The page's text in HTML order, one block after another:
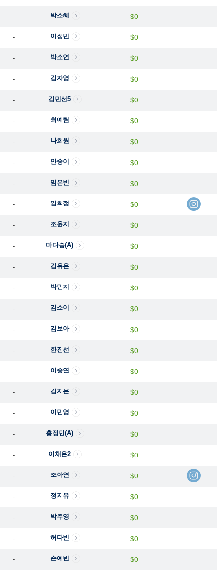
- 박소혜 $0
- 이정민 $0
- 박소연 $0
- 김자영 $0
- 김민선5 $0
- 최예림 $0
- 나희원 $0
- 안송이 $0
- 임은빈 $0
- 임희정 $0
- 조윤지 $0
- 마다솜(A) $0
- 김유은 $0
- 박민지 $0
- 김소이 $0
- 김보아 $0
- 한진선 $0
- 이승연 $0
- 김지은 $0
- 이민영 $0
- 홍정민(A) $0
- 이채은2 $0
- 조아연 $0
- 정지유 $0
- 박주영 $0
- 허다빈 $0
- 손예빈 $0